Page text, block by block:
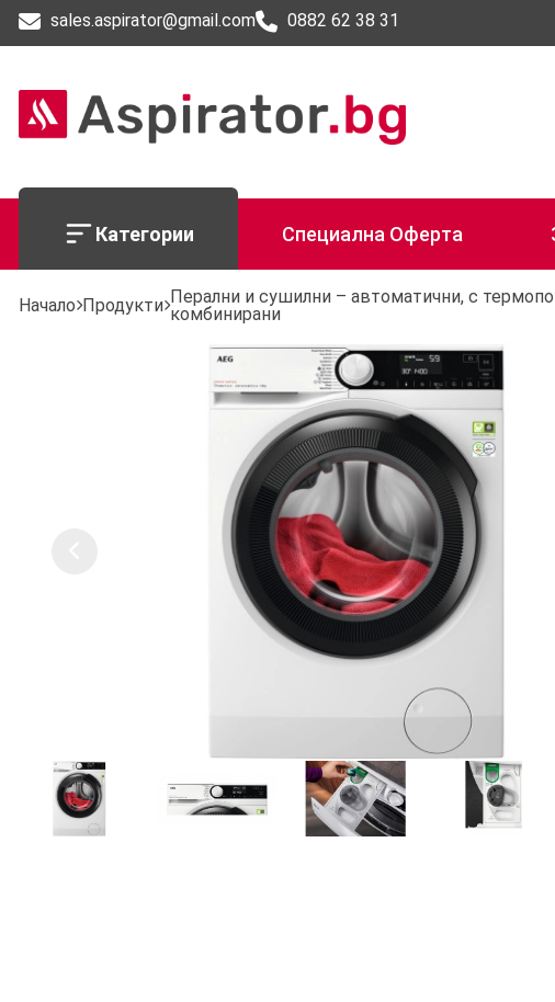
sales.aspirator@gmail.com 0882 62 38 31
Категории Специална Оферта
Начало Продукти Перални и сушилни – автоматични, с
комбинирани